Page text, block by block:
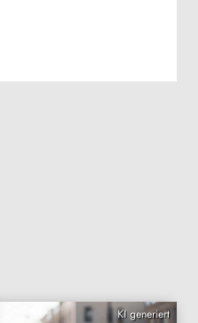
KI generiert